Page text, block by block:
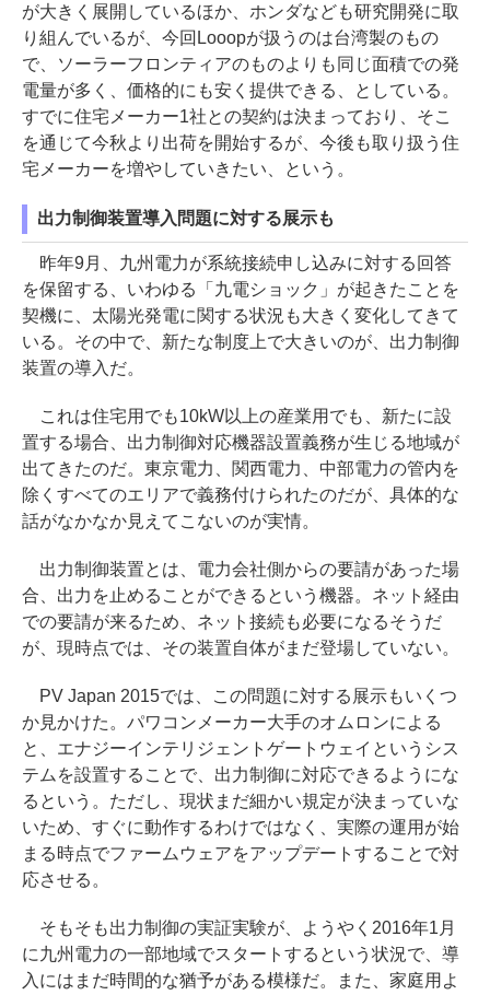
が大きく展開しているほか、ホンダなども研究開発に取
り組んでいるが、今回Looopが扱うのは台湾製のもの
で、ソーラーフロンティアのものよりも同じ面積での発
電量が多く、価格的にも安く提供できる、としている。
すでに住宅メーカー1社との契約は決まっており、そこ
を通じて今秋より出荷を開始するが、今後も取り扱う住
宅メーカーを増やしていきたい、という。
出力制御装置導入問題に対する展示も
昨年9月、九州電力が系統接続申し込みに対する回答
を保留する、いわゆる「九電ショック」が起きたことを
契機に、太陽光発電に関する状況も大きく変化してきて
いる。その中で、新たな制度上で大きいのが、出力制御
装置の導入だ。
これは住宅用でも10kW以上の産業用でも、新たに設
置する場合、出力制御対応機器設置義務が生じる地域が
出てきたのだ。東京電力、関西電力、中部電力の管内を
除くすべてのエリアで義務付けられたのだが、具体的な
話がなかなか見えてこないのが実情。
出力制御装置とは、電力会社側からの要請があった場
合、出力を止めることができるという機器。ネット経由
での要請が来るため、ネット接続も必要になるそうだ
が、現時点では、その装置自体がまだ登場していない。
PV Japan 2015では、この問題に対する展示もいくつ
か見かけた。パワコンメーカー大手のオムロンによる
と、エナジーインテリジェントゲートウェイというシス
テムを設置することで、出力制御に対応できるようにな
るという。ただし、現状まだ細かい規定が決まっていな
いため、すぐに動作するわけではなく、実際の運用が始
まる時点でファームウェアをアップデートすることで対
応させる。
そもそも出力制御の実証実験が、ようやく2016年1月
に九州電力の一部地域でスタートするという状況で、導
入にはまだ時間的な猶予がある模様だ。また、家庭用よ